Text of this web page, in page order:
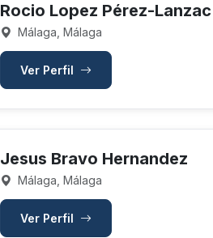
Rocio Lopez Pérez-Lanzac
Málaga, Málaga
Ver Perfil
Jesus Bravo Hernandez
Málaga, Málaga
Ver Perfil